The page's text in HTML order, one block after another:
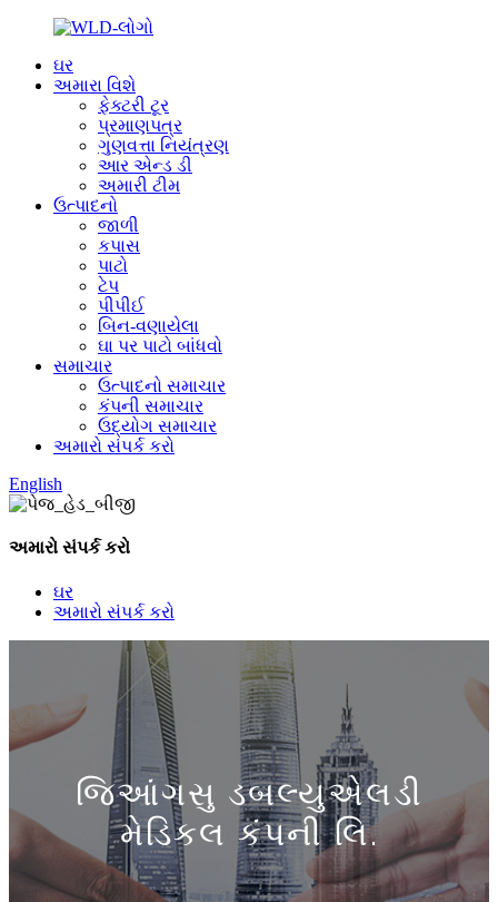
ઘર
અમારા વિશે
ફેક્ટરી ટૂર
પ્રમાણપત્ર
ગુણવત્તા નિયંત્રણ
આર એન્ડ ડી
અમારી ટીમ
ઉત્પાદનો
જાળી
કપાસ
પાટો
ટેપ
પીપીઈ
બિન-વણાયેલા
ઘા પર પાટો બાંધવો
સમાચાર
ઉત્પાદનો સમાચાર
કંપની સમાચાર
ઉદ્યોગ સમાચાર
અમારો સંપર્ક કરો
English
અમારો સંપર્ક કરો
ઘર
અમારો સંપર્ક કરો
જિઆંગસુ ડબલ્યુએલડી
મેડિકલ કંપની લિ.